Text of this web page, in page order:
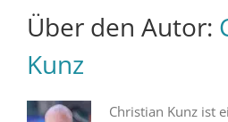
Über den Autor:
Kunz
Christian Kunz ist